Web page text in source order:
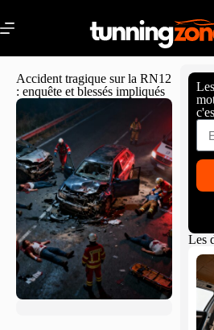
Accident tragique sur la RN12
: enquête et blessés impliqués
Les